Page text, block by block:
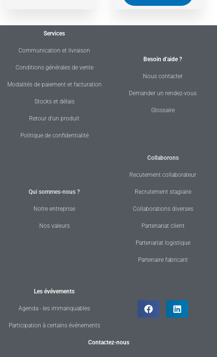
Services
Communication et livraison
Conditions générales de vente
Modalités de paiement et facturation
Stocks et délais
Retour d'un produit
Politique de confidentialité
Besoin d'aide ?
Nous contacter
Demander un rendez-vous
Glossaire
Qui sommes-nous ?
Notre entreprise
Nos valeurs
Collaborons
Recutement collaborateur
Recrutement stagiaire
Collaborations diverses
Partenariat client
Partenariat logistique
Partenaire fabricant
Les évévements
Agenda - les immanquables
Participation à certains événements
Contactez-nous